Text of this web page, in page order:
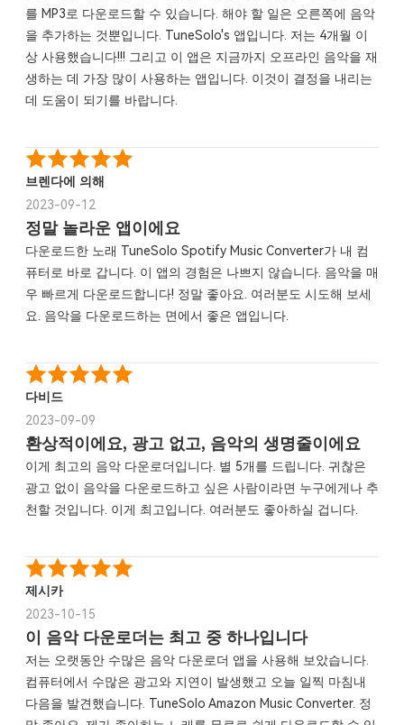
를 MP3로 다운로드할 수 있습니다. 해야 할 일은 오른쪽에 음악
을 추가하는 것뿐입니다. TuneSolo's 앱입니다. 저는 4개월 이
상 사용했습니다!!! 그리고 이 앱은 지금까지 오프라인 음악을 재
생하는 데 가장 많이 사용하는 앱입니다. 이것이 결정을 내리는
데 도움이 되기를 바랍니다.
브렌다에 의해
2023-09-12
정말 놀라운 앱이에요
다운로드한 노래 TuneSolo Spotify Music Converter가 내 컴
퓨터로 바로 갑니다. 이 앱의 경험은 나쁘지 않습니다. 음악을 매
우 빠르게 다운로드합니다! 정말 좋아요. 여러분도 시도해 보세
요. 음악을 다운로드하는 면에서 좋은 앱입니다.
다비드
2023-09-09
환상적이에요, 광고 없고, 음악의 생명줄이에요
이게 최고의 음악 다운로더입니다. 별 5개를 드립니다. 귀찮은
광고 없이 음악을 다운로드하고 싶은 사람이라면 누구에게나 추
천할 것입니다. 이게 최고입니다. 여러분도 좋아하실 겁니다.
제시카
2023-10-15
이 음악 다운로더는 최고 중 하나입니다
저는 오랫동안 수많은 음악 다운로더 앱을 사용해 보았습니다.
컴퓨터에서 수많은 광고와 지연이 발생했고 오늘 일찍 마침내
다음을 발견했습니다. TuneSolo Amazon Music Converter. 정